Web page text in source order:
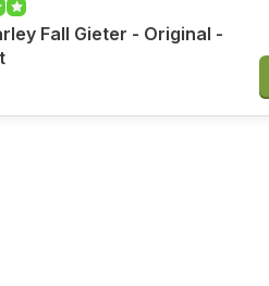
Fall Gieter - Original -